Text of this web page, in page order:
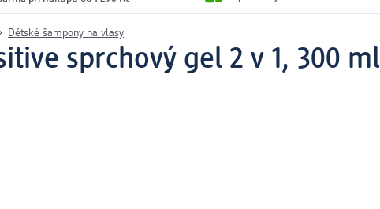
Dětské šampony na vlasy
sprchový gel 2 v 1, 300 ml